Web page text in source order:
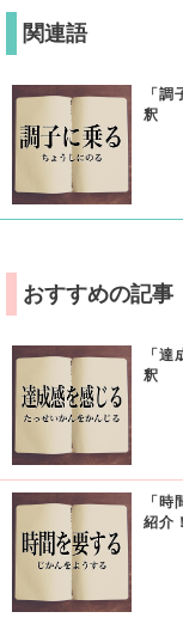
関連語
「
釈
おすすめの記事
「
釈
「
紹介！